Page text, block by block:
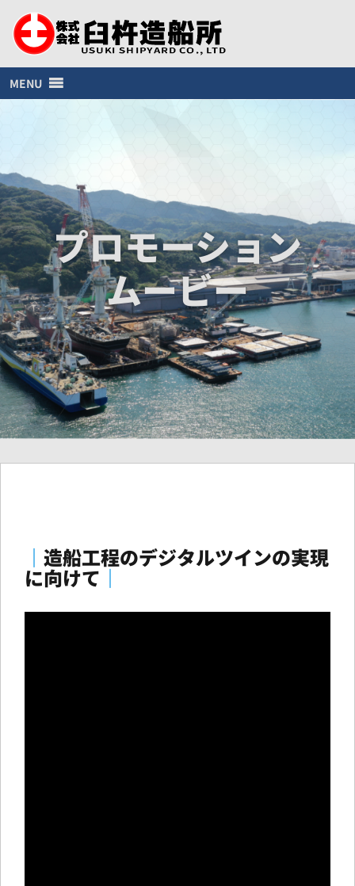
MENU
プロモーション
ムービー
｜ 造船工程のデジタルツインの実現
に向けて｜